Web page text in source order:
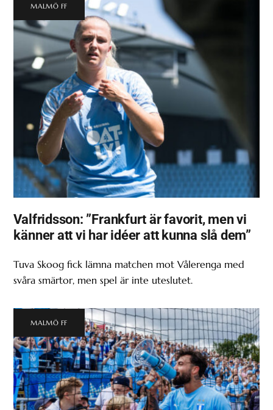
MALMÖ FF
Valfridsson: ”Frankfurt är favorit, men vi
känner att vi har idéer att kunna slå dem”
Tuva Skoog fick lämna matchen mot Vålerenga med
svåra smärtor, men spel är inte uteslutet.
MALMÖ FF